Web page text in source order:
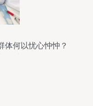
体何以忧心忡忡？